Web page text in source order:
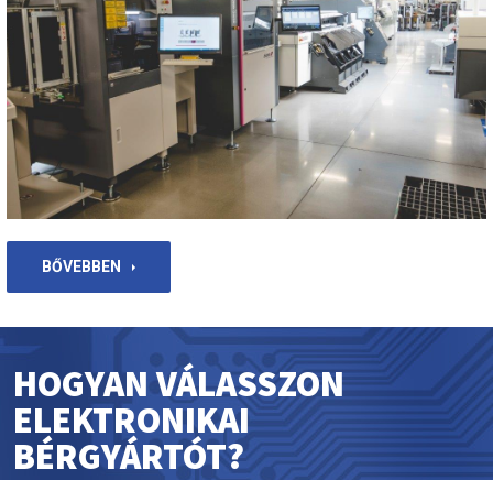
BŐVEBBEN
HOGYAN VÁLASSZON
ELEKTRONIKAI
BÉRGYÁRTÓT?